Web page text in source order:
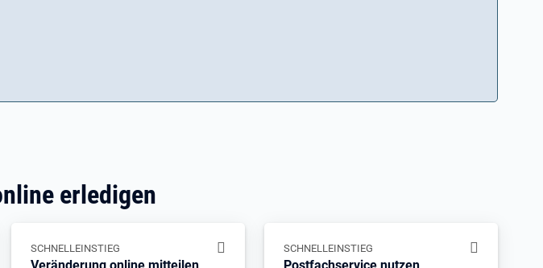
erledigen
SCHNELLEINSTIEG SCHNELLEINSTIEG